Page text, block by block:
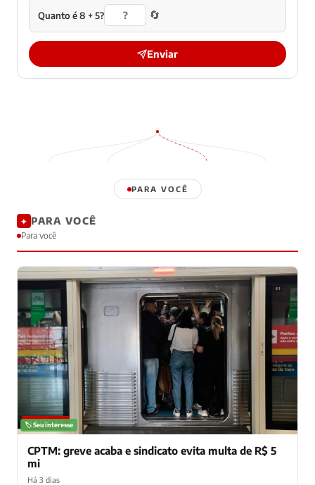
Quanto é 8 + 5? 🔄
Enviar
PARA VOCÊ
✦ PARA VOCÊ
Para você
NOTÍCIAS
🏷️ Seu interesse
CPTM: greve acaba e sindicato evita multa de R$ 5
mi
Há 3 dias